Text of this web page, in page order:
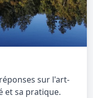
sur l'art-
et sa pratique.